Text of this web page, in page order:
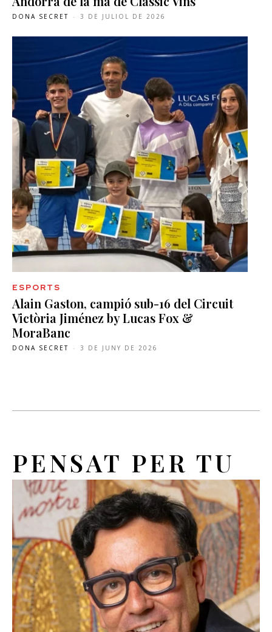
DONA SECRET - 3 DE JULIOL DE 2026
ESPORTS
Alain Gaston, campió sub-16 del Circuit
Victòria Jiménez by Lucas Fox &
MoraBanc
DONA SECRET - 3 DE JUNY DE 2026
PENSAT PER TU